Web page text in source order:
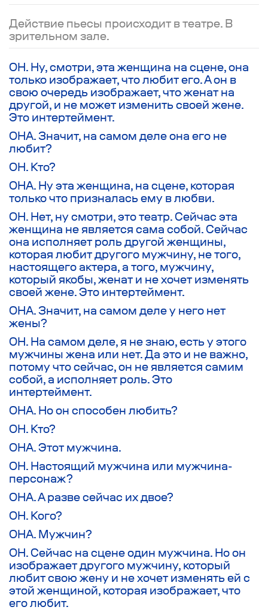
Действие пьесы происходит в театре. В
зрительном зале.
ОН. Ну, смотри, эта женщина на сцене, она
только изображает, что любит его. А он в
свою очередь изображает, что женат на
другой, и не может изменить своей жене.
Это интертеймент.
ОНА. Значит, на самом деле она его не
любит?
ОН. Кто?
ОНА. Ну эта женщина, на сцене, которая
только что призналась ему в любви.
ОН. Нет, ну смотри, это театр. Сейчас эта
женщина не является сама собой. Сейчас
она исполняет роль другой женщины,
которая любит другого мужчину, не того,
настоящего актера, а того, мужчину,
который якобы, женат и не хочет изменять
своей жене. Это интертеймент.
ОНА. Значит, на самом деле у него нет
жены?
ОН. На самом деле, я не знаю, есть у этого
мужчины жена или нет. Да это и не важно,
потому что сейчас, он не является самим
собой, а исполняет роль. Это
интертеймент.
ОНА. Но он способен любить?
ОН. Кто?
ОНА. Этот мужчина.
ОН. Настоящий мужчина или мужчина-
персонаж?
ОНА. А разве сейчас их двое?
ОН. Кого?
ОНА. Мужчин?
ОН. Сейчас на сцене один мужчина. Но он
изображает другого мужчину, который
любит свою жену и не хочет изменять ей с
этой женщиной, которая изображает, что
его любит.